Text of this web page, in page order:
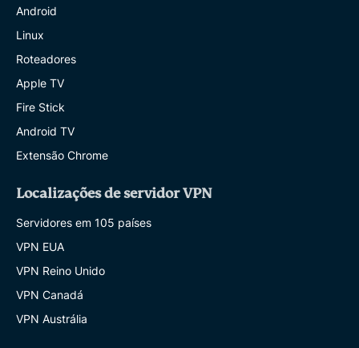
Android
Linux
Roteadores
Apple TV
Fire Stick
Android TV
Extensão Chrome
Localizações de servidor VPN
Servidores em 105 países
VPN EUA
VPN Reino Unido
VPN Canadá
VPN Austrália